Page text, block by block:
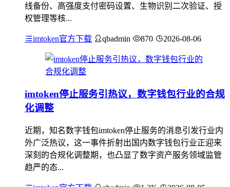
线备份、高强度支付密码设置、生物识别二次验证、授
权管理等核...
imtoken官方下载 qbadmin 870 2026-08-06
imtoken停止服务引热议，数字钱包行业的合规
化调整
近期，知名数字钱包imtoken停止服务的消息引发行业内
外广泛热议，这一事件折射出国内数字钱包行业正迎来
深刻的合规化调整期，也凸显了数字资产服务领域监管
趋严的态...